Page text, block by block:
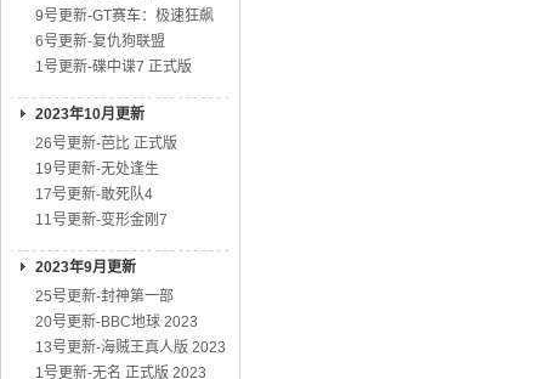
9号更新-GT赛车：极速狂飙
6号更新-复仇狗联盟
1号更新-碟中谍7 正式版
2023年10月更新
26号更新-芭比 正式版
19号更新-无处逢生
17号更新-敢死队4
11号更新-变形金刚7
2023年9月更新
25号更新-封神第一部
20号更新-BBC地球 2023
13号更新-海贼王真人版 2023
1号更新-无名 正式版 2023